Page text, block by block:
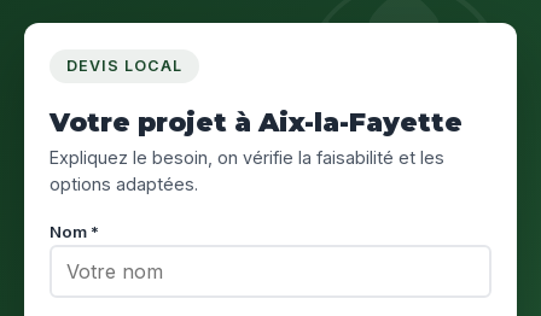
DEVIS LOCAL
Votre projet à Aix-la-Fayette
Expliquez le besoin, on vérifie la faisabilité et les
options adaptées.
Nom *